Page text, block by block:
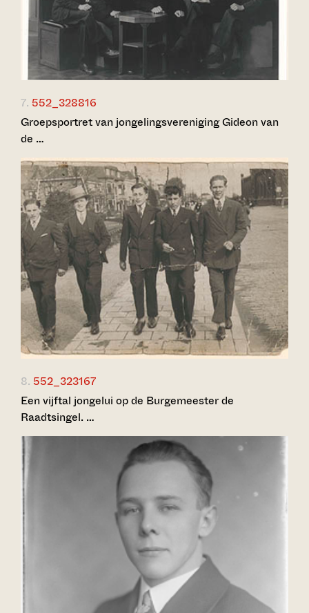
7. 552_328816
Groepsportret van jongelingsvereniging Gideon van
de …
8. 552_323167
Een vijftal jongelui op de Burgemeester de
Raadtsingel. …